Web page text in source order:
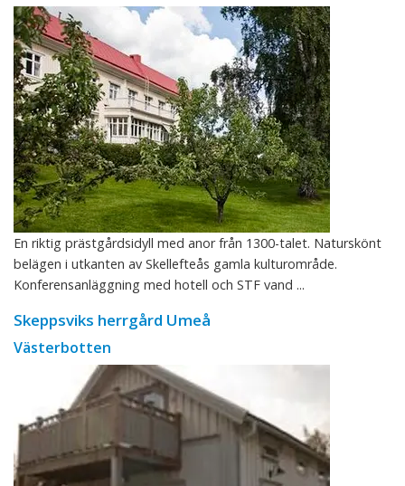
En riktig prästgårdsidyll med anor från 1300-talet. Naturskönt
belägen i utkanten av Skellefteås gamla kulturområde.
Konferensanläggning med hotell och STF vand ...
Skeppsviks herrgård Umeå
Västerbotten